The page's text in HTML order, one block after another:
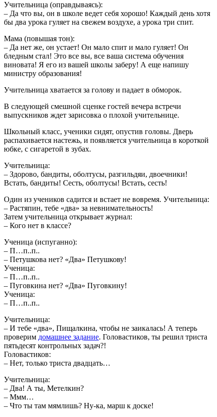
Учительница (оправдываясь):
– Да что вы, он в школе ведет себя хорошо! Каждый день хотя
бы два урока гуляет на свежем воздухе, а урока три спит.
Мама (повышая тон):
– Да нет же, он устает! Он мало спит и мало гуляет! Он
бледным стал! Это все вы, все ваша система обучения
виновата! Я его из вашей школы заберу! А еще напишу
министру образования!
Учительница хватается за голову и падает в обморок.
В следующей смешной сценке гостей вечера встречи
выпускников ждет зарисовка о плохой учительнице.
Школьный класс, ученики сидят, опустив головы. Дверь
распахивается настежь, и появляется учительница в короткой
юбке, с сигаретой в зубах.
Учительница:
– Здорово, бандиты, оболтусы, разгильдяи, двоечники!
Встать, бандиты! Сесть, оболтусы! Встать, сесть!
Один из учеников садится и встает не вовремя. Учительница:
– Растяпин, тебе «два» за невнимательность!
Затем учительница открывает журнал:
– Кого нет в классе?
Ученица (испуганно):
– П…п..п..
– Петушкова нет? «Два» Петушкову!
Ученица:
– П…п..п..
– Пуговкина нет? «Два» Пуговкину!
Ученица:
– П…п..п..
Учительница:
– И тебе «два», Пищалкина, чтобы не заикалась! А теперь
проверим домашнее задание. Головастиков, ты решил триста
пятьдесят контрольных задач?!
Головастиков:
– Нет, только триста двадцать…
Учительница:
– Два! А ты, Метелкин?
– Ммм…
– Что ты там мямлишь? Ну-ка, марш к доске!